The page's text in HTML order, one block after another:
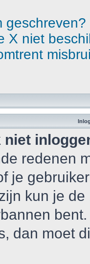
geschreven?
X niet
niet
redenen
je
kun je
dan moet